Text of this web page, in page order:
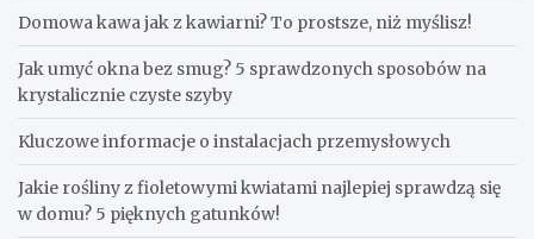
​Domowa kawa jak z kawiarni? To prostsze, niż myślisz!
Jak umyć okna bez smug? 5 sprawdzonych sposobów na
krystalicznie czyste szyby
Kluczowe informacje o instalacjach przemysłowych
Jakie rośliny z fioletowymi kwiatami najlepiej sprawdzą się
w domu? 5 pięknych gatunków!